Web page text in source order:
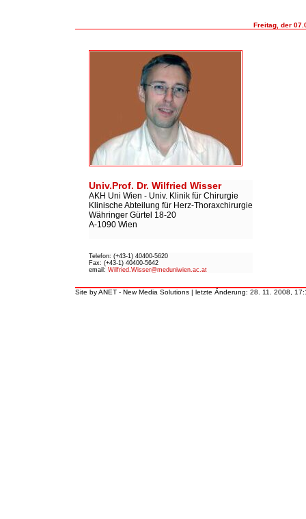
Freitag, der
Univ.Prof. Dr. Wilfried Wisser
AKH Uni Wien - Univ. Klinik für Chirurgie
Klinische Abteilung für Herz-Thoraxchirurgie
Währinger Gürtel 18-20
A-1090 Wien
Telefon: (+43-1) 40400-5620
Fax: (+43-1) 40400-5642
email: Wilfried.Wisser@meduniwien.ac.at
Site by ANET - New Media Solutions | letzte Änderung: 28. 11. 2008,